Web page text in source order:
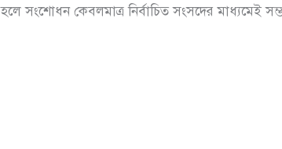
হলে সংশোধন কেবলমাত্র নির্বাচিত সংসদের মাধ্যমেই